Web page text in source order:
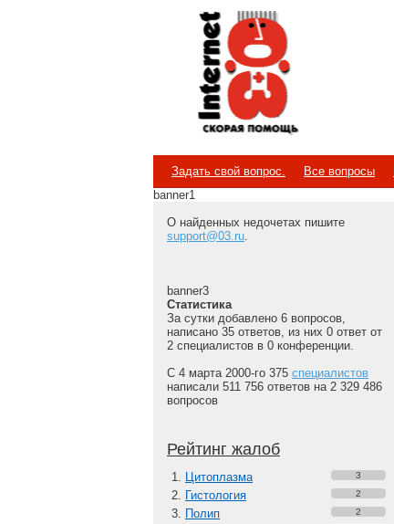
Internet
Скорая помощь
Задать свой вопрос. Все вопросы
banner1
О найденных недочетах пишите
support@03.ru.
banner3
Статистика
За сутки добавлено 6 вопросов,
написано 35 ответов, из них 0 ответ от
2 специалистов в 0 конференции.
С 4 марта 2000-го 375 специалистов
написали 511 756 ответов на 2 329 486
вопросов
Рейтинг жалоб
Цитоплазма 3
Гистология 2
Полип 2